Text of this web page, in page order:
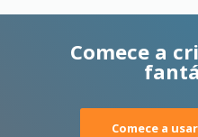
Comece a
Comece a